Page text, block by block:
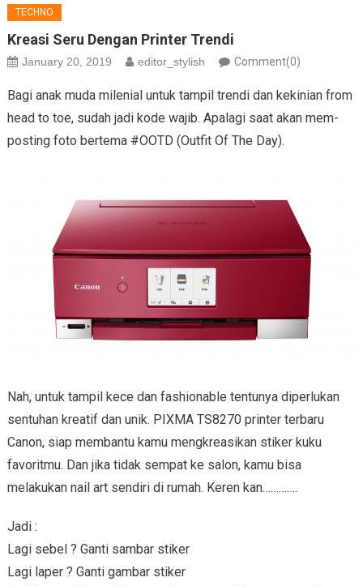
TECHNO
Kreasi Seru Dengan Printer Trendi
January 20, 2019 editor_stylish Comment(0)
Bagi anak muda milenial untuk tampil trendi dan kekinian from
head to toe, sudah jadi kode wajib. Apalagi saat akan mem-
posting foto bertema #OOTD (Outfit Of The Day).
Nah, untuk tampil kece dan fashionable tentunya diperlukan
sentuhan kreatif dan unik. PIXMA TS8270 printer terbaru
Canon, siap membantu kamu mengkreasikan stiker kuku
favoritmu. Dan jika tidak sempat ke salon, kamu bisa
melakukan nail art sendiri di rumah. Keren kan………….
Jadi :
Lagi sebel ? Ganti sambar stiker
Lagi laper ? Ganti gambar stiker